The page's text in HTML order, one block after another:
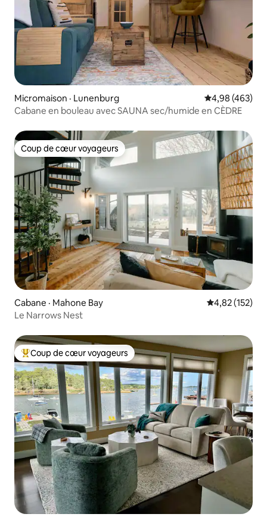
Micromaison · Lunenburg Note
4,98 (463)
Cabane en bouleau avec SAUNA sec/humide en CÈDRE
Coup de cœur voyageurs
Coup de cœur voyageurs
Cabane · Mahone Bay Note
4,82 (152)
Le Narrows Nest
Coup de cœur voyageurs parmi les plus aimés
Coup de cœur voyageurs